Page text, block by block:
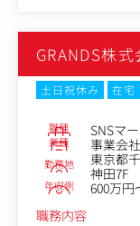
・EC事業（自社
事業プラン、広
ィングから、デ
ータ整形、分析
ていただきます。
【得られるスキ
・テレビ局なら
境が揃っています。
GRANDS株式
土日祝休み 在宅
職種 SNSマ
業種 事業会社
勤務地
東京都
神田7F
年収例
600万円
職務内容